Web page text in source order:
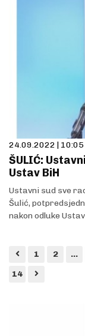
24.09.2022 | 10:05
ŠULIĆ:
Ustav BiH
Ustavni sud sve
Šulić,
nakon odluke
1 2 ...
14